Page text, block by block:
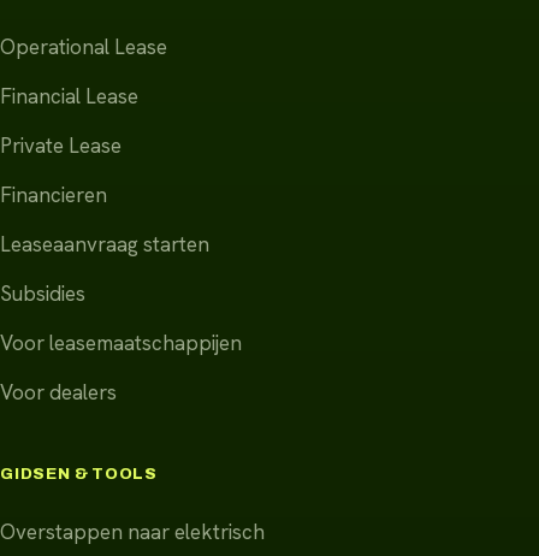
Operational Lease
Financial Lease
Private Lease
Financieren
Leaseaanvraag starten
Subsidies
Voor leasemaatschappijen
Voor dealers
GIDSEN & TOOLS
Overstappen naar elektrisch